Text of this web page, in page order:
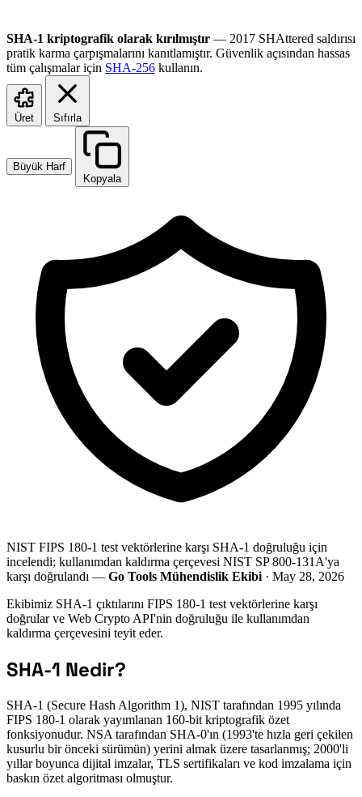
SHA-1 kriptografik olarak kırılmıştır — 2017 SHAttered saldırısı
pratik karma çarpışmalarını kanıtlamıştır. Güvenlik açısından hassas
tüm çalışmalar için SHA-256 kullanın.
Üret Sıfırla
Büyük Harf
Kopyala
NIST FIPS 180-1 test vektörlerine karşı SHA-1 doğruluğu için
incelendi; kullanımdan kaldırma çerçevesi NIST SP 800-131A'ya
karşı doğrulandı — Go Tools Mühendislik Ekibi · May 28, 2026
Ekibimiz SHA-1 çıktılarını FIPS 180-1 test vektörlerine karşı
doğrular ve Web Crypto API'nin doğruluğu ile kullanımdan
kaldırma çerçevesini teyit eder.
SHA-1 Nedir?
SHA-1 (Secure Hash Algorithm 1), NIST tarafından 1995 yılında
FIPS 180-1 olarak yayımlanan 160-bit kriptografik özet
fonksiyonudur. NSA tarafından SHA-0'ın (1993'te hızla geri çekilen
kusurlu bir önceki sürümün) yerini almak üzere tasarlanmış; 2000'li
yıllar boyunca dijital imzalar, TLS sertifikaları ve kod imzalama için
baskın özet algoritması olmuştur.